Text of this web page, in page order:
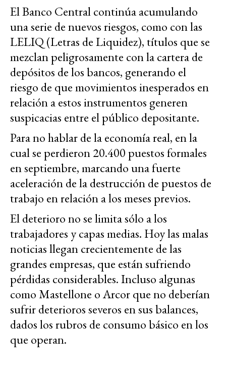
El Banco Central continúa acumulando
una serie de nuevos riesgos, como con las
LELIQ (Letras de Liquidez), títulos que se
mezclan peligrosamente con la cartera de
depósitos de los bancos, generando el
riesgo de que movimientos inesperados en
relación a estos instrumentos generen
suspicacias entre el público depositante.
Para no hablar de la economía real, en la
cual se perdieron 20.400 puestos formales
en septiembre, marcando una fuerte
aceleración de la destrucción de puestos de
trabajo en relación a los meses previos.
El deterioro no se limita sólo a los
trabajadores y capas medias. Hoy las malas
noticias llegan crecientemente de las
grandes empresas, que están sufriendo
pérdidas considerables. Incluso algunas
como Mastellone o Arcor que no deberían
sufrir deterioros severos en sus balances,
dados los rubros de consumo básico en los
que operan.